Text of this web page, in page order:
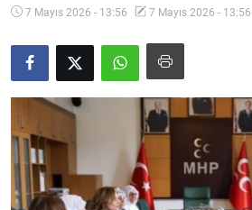
Analiz
Makaleler
Galeri
Video
Yazarlar
7 Mayıs 2026 - 13:56 7 Mayıs 2026 - 13:56